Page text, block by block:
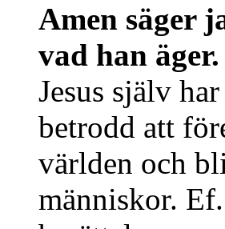
Amen säger
vad han äger.
Jesus själv
betrodd att
världen och
människor.